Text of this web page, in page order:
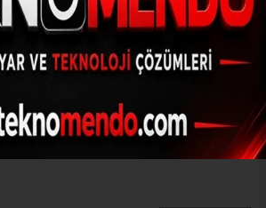
Güncelleme: 27.08.2017 - 17:43
kaidesinde bulunan
sprey boya ile zarar
gözaltına alınan kişi,